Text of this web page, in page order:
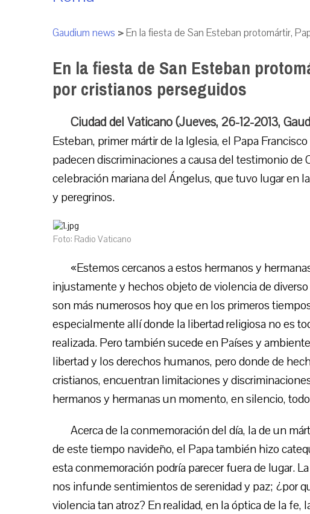
Gaudium news >En la fiesta de San Esteban protomártir,
En la fiesta de San Esteban
por cristianos perseguidos
Ciudad del Vaticano (Jueves, 26-12-2013,
Esteban, primer mártir de la Iglesia, el Papa
padecen discriminaciones a causa del testimonio de
celebración mariana del Ángelus, que tuvo lugar en
y peregrinos.
Foto: Radio Vaticano
«Estemos cercanos a estos hermanos y
injustamente y hechos objeto de violencia de
son más numerosos hoy que en los primeros
especialmente allí donde la libertad religiosa no es
realizada. Pero también sucede en Países y
libertad y los derechos humanos, pero donde de
cristianos, encuentran limitaciones y
hermanos y hermanas un momento, en silencio,
Acerca de la conmemoración del día, la de un
de este tiempo navideño, el Papa también hizo
esta conmemoración podría parecer fuera de lugar.
nos infunde sentimientos de serenidad y paz; ¿por
violencia tan atroz? En realidad, en la óptica de la